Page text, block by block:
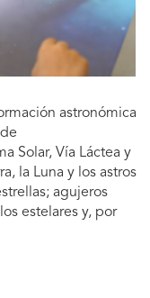
astronómica
Solar, Vía Láctea y
la Luna y los astros
agujeros
estelares y, por